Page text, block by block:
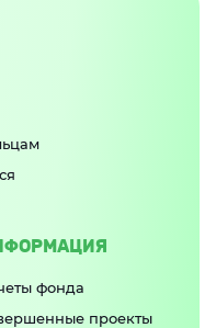
фонда
проекты